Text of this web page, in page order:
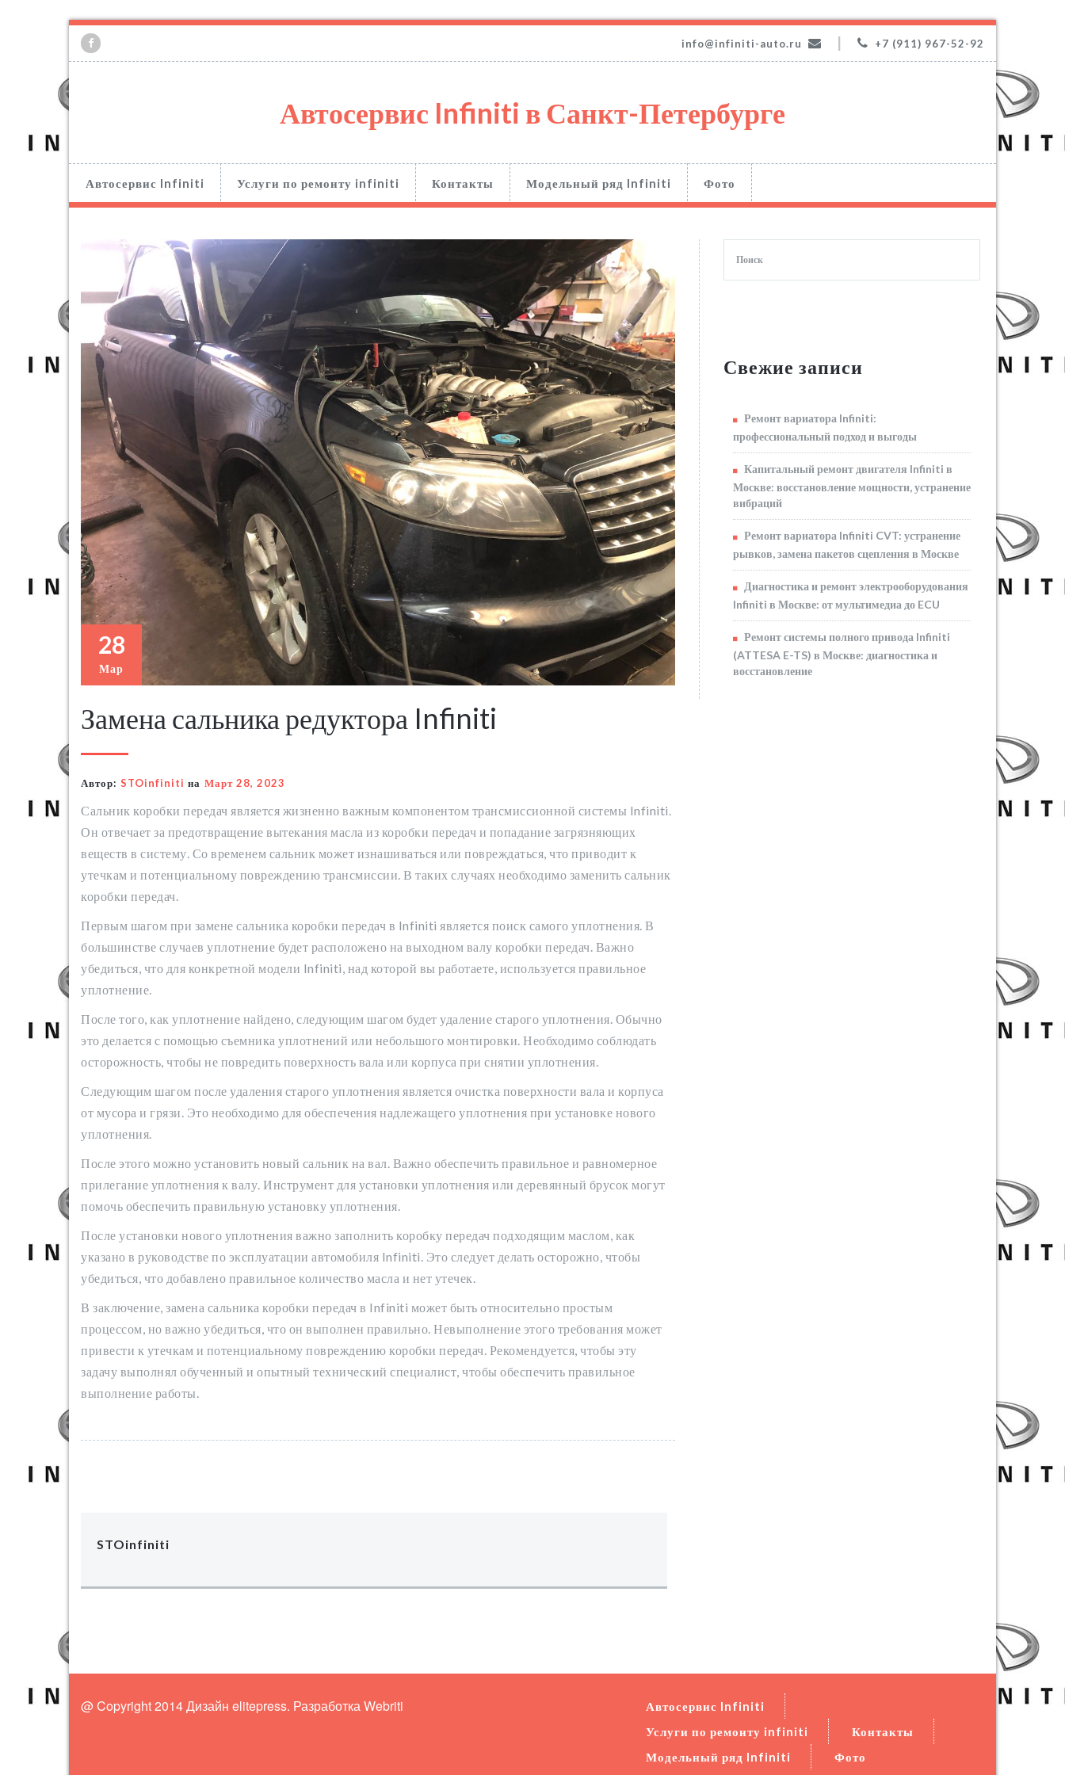
info@infiniti-auto.ru +7 (911) 967-52-92
Автосервис Infiniti в Санкт-Петербурге
Автосервис Infiniti Услуги по ремонту infiniti Контакты Модельный ряд Infiniti Фото
28
Мар
Замена сальника редуктора Infiniti
Автор: STOinfiniti на Март 28, 2023
Сальник коробки передач является жизненно важным компонентом трансмиссионной системы Infiniti.
Он отвечает за предотвращение вытекания масла из коробки передач и попадание загрязняющих
веществ в систему. Со временем сальник может изнашиваться или повреждаться, что приводит к
утечкам и потенциальному повреждению трансмиссии. В таких случаях необходимо заменить сальник
коробки передач.
Первым шагом при замене сальника коробки передач в Infiniti является поиск самого уплотнения. В
большинстве случаев уплотнение будет расположено на выходном валу коробки передач. Важно
убедиться, что для конкретной модели Infiniti, над которой вы работаете, используется правильное
уплотнение.
После того, как уплотнение найдено, следующим шагом будет удаление старого уплотнения. Обычно
это делается с помощью съемника уплотнений или небольшого монтировки. Необходимо соблюдать
осторожность, чтобы не повредить поверхность вала или корпуса при снятии уплотнения.
Следующим шагом после удаления старого уплотнения является очистка поверхности вала и корпуса
от мусора и грязи. Это необходимо для обеспечения надлежащего уплотнения при установке нового
уплотнения.
После этого можно установить новый сальник на вал. Важно обеспечить правильное и равномерное
прилегание уплотнения к валу. Инструмент для установки уплотнения или деревянный брусок могут
помочь обеспечить правильную установку уплотнения.
После установки нового уплотнения важно заполнить коробку передач подходящим маслом, как
указано в руководстве по эксплуатации автомобиля Infiniti. Это следует делать осторожно, чтобы
убедиться, что добавлено правильное количество масла и нет утечек.
В заключение, замена сальника коробки передач в Infiniti может быть относительно простым
процессом, но важно убедиться, что он выполнен правильно. Невыполнение этого требования может
привести к утечкам и потенциальному повреждению коробки передач. Рекомендуется, чтобы эту
задачу выполнял обученный и опытный технический специалист, чтобы обеспечить правильное
выполнение работы.
STOinfiniti
Свежие записи
Ремонт вариатора Infiniti:
профессиональный подход и выгоды
Капитальный ремонт двигателя Infiniti в
Москве: восстановление мощности, устранение
вибраций
Ремонт вариатора Infiniti CVT: устранение
рывков, замена пакетов сцепления в Москве
Диагностика и ремонт электрооборудования
Infiniti в Москве: от мультимедиа до ECU
Ремонт системы полного привода Infiniti
(ATTESA E-TS) в Москве: диагностика и
восстановление
@ Copyright 2014 Дизайн elitepress. РазработкаWebriti
Автосервис Infiniti
Услуги по ремонту infiniti
Контакты
Модельный ряд Infiniti
Фото